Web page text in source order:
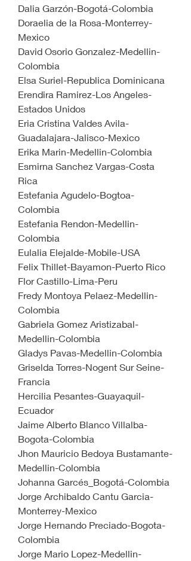
Dalia Garzón-Bogotá-Colombia
Doraelia de la Rosa-Monterrey-
Mexico
David Osorio Gonzalez-Medellin-
Colombia
Elsa Suriel-Republica Dominicana
Erendira Ramirez-Los Angeles-
Estados Unidos
Eria Cristina Valdes Avila-
Guadalajara-Jalisco-Mexico
Erika Marin-Medellin-Colombia
Esmirna Sanchez Vargas-Costa
Rica
Estefania Agudelo-Bogtoa-
Colombia
Estefania Rendon-Medellin-
Colombia
Eulalia Elejalde-Mobile-USA
Felix Thillet-Bayamon-Puerto Rico
Flor Castillo-Lima-Peru
Fredy Montoya Pelaez-Medellin-
Colombia
Gabriela Gomez Aristizabal-
Medellin-Colombia
Gladys Pavas-Medellin-Colombia
Griselda Torres-Nogent Sur Seine-
Francia
Hercilia Pesantes-Guayaquil-
Ecuador
Jaime Alberto Blanco Villalba-
Bogota-Colombia
Jhon Mauricio Bedoya Bustamante-
Medellin-Colombia
Johanna Garcés_Bogotá-Colombia
Jorge Archibaldo Cantu Garcia-
Monterrey-Mexico
Jorge Hernando Preciado-Bogota-
Colombia
Jorge Mario Lopez-Medellin-